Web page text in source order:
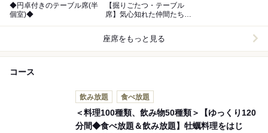
◆円卓付きのテーブル席(半
個室)◆
【掘りごたつ・テーブル
席】気心知れた仲間たちと
座席をもっと見る
コース
飲み放題 食べ放題
＜料理100種類、飲み物50種類＞【ゆっくり120
分間◆食べ放題＆飲み放題】牡蠣料理をはじ